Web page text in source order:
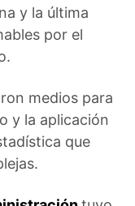
y la última
por el
medios para
y la aplicación
que